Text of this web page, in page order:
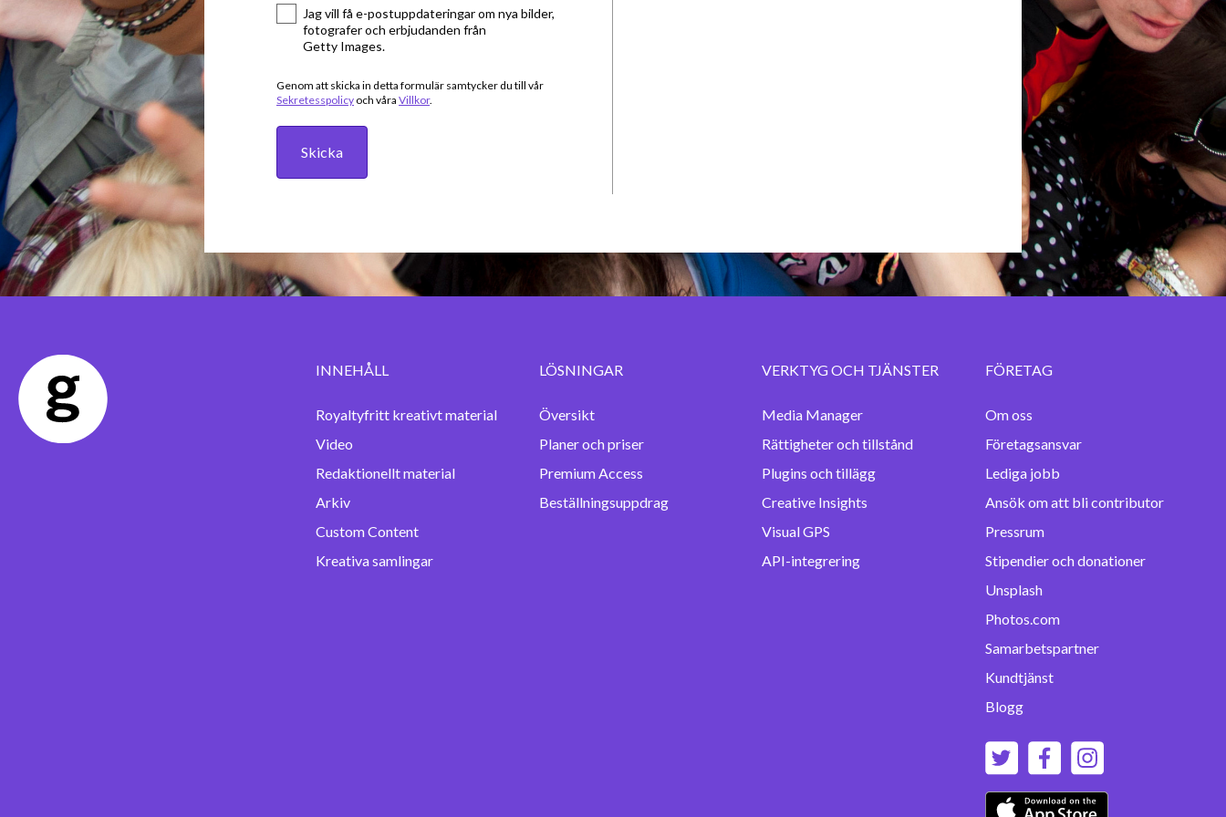
Jag vill få e-postuppdateringar om nya bilder,
fotografer och erbjudanden från
Getty Images.
Genom att skicka in detta formulär samtycker du till vår
Sekretesspolicy och våra Villkor.
Skicka
INNEHÅLL
Royaltyfritt kreativt material
Video
Redaktionellt material
Arkiv
Custom Content
Kreativa samlingar
LÖSNINGAR
Översikt
Planer och priser
Premium Access
Beställningsuppdrag
VERKTYG OCH TJÄNSTER
Media Manager
Rättigheter och tillstånd
Plugins och tillägg
Creative Insights
Visual GPS
API-integrering
FÖRETAG
Om oss
Företagsansvar
Lediga jobb
Ansök om att bli contributor
Pressrum
Stipendier och donationer
Unsplash
Photos.com
Samarbetspartner
Kundtjänst
Blogg